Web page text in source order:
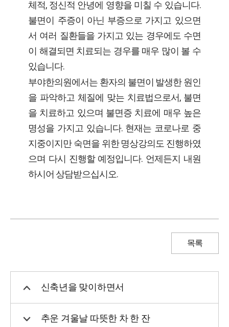
체적, 정신적 안녕에 영향을 미칠 수 있습니다.
불면이 주증이 아닌 부증으로 가지고 있으면
서 여러 질환들을 가지고 있는 경우에도 수면
이 해결되면 치료되는 경우를 매우 많이 볼 수
있습니다.
부야한의원에서는 환자의 불면이 발생한 원인
을 파악하고 체질에 맞는 치료법으로서, 불면
을 치료하고 있으며 불면증 치료에 매우 높은
명성을 가지고 있습니다. 현재는 코로나로 중
지중이지만 숙면을 위한 명상강의도 진행하였
으며 다시 진행할 예정입니다. 언제든지 내원
하시어 상담받으십시오.
목록
신축년을 맞이하면서
추운 겨울날 따뜻한 차 한 잔